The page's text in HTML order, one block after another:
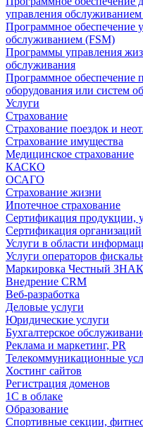
управления
Программное обеспечение
обслуживанием (FSM)
Программы управления
обслуживания
Программное обеспечение
оборудования или систем
Услуги
Страхование
Страхование поездок и
Страхование имущества
Медицинское страхование
КАСКО
ОСАГО
Страхование жизни
Ипотечное страхование
Сертификация продукции,
Сертификация организаций
Услуги в области
Услуги операторов
Маркировка Честный ЗНАК
Внедрение CRM
Веб-разработка
Деловые услуги
Юридические услуги
Бухгалтерское
Реклама и маркетинг, PR
Телекоммуникационные
Хостинг сайтов
Регистрация доменов
1С в облаке
Образование
Спортивные секции,